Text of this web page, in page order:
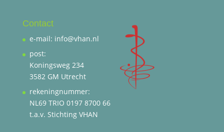
Contact
e-mail: info@vhan.nl
post:
Koningsweg 234
3582 GM Utrecht
rekeningnummer:
NL69 TRIO 0197 8700 66
t.a.v. Stichting VHAN